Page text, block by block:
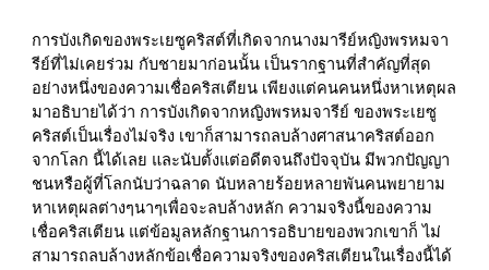
การบังเกิดของพระเยซูคริสต์ที่เกิดจากนางมารีย์หญิงพรหมจา
รีย์ที่ไม่เคยร่วม กับชายมาก่อนนั้น เป็นรากฐานที่สำคัญที่สุด
อย่างหนึ่งของความเชื่อคริสเตียน เพียงแต่คนคนหนึ่งหาเหตุผล
มาอธิบายได้ว่า การบังเกิดจากหญิงพรหมจารีย์ ของพระเยซู
คริสต์เป็นเรื่องไม่จริง เขาก็สามารถลบล้างศาสนาคริสต์ออก
จากโลก นี้ได้เลย และนับตั้งแต่อดีตจนถึงปัจจุบัน มีพวกปัญญา
ชนหรือผู้ที่โลกนับว่าฉลาด นับหลายร้อยหลายพันคนพยายาม
หาเหตุผลต่างๆนาๆเพื่อจะลบล้างหลัก ความจริงนี้ของความ
เชื่อคริสเตียน แต่ข้อมูลหลักฐานการอธิบายของพวกเขาก็ ไม่
สามารถลบล้างหลักข้อเชื่อความจริงของคริสเตียนในเรื่องนี้ได้